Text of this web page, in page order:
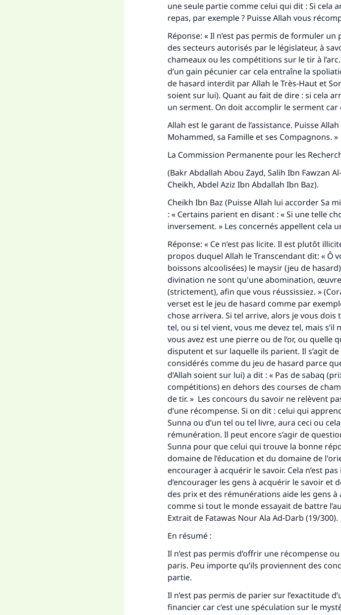
une seule partie comme celui qui dit : Si cela
repas, par exemple ? Puisse Allah vous
Réponse: « Il n’est pas permis de formuler
des secteurs autorisés par le législateur, à
chameaux ou les compétitions sur le tir à
d’un gain pécunier car cela entraîne la
de hasard interdit par Allah le Très-Haut et
soient sur lui). Quant au fait de dire : si cela
un serment. On doit accomplir le serment car
Allah est le garant de l’assistance. Puisse
Mohammed, sa Famille et ses Compagnons. »
La Commission Permanente pour les
(Bakr Abdallah Abou Zayd, Salih Ibn Fawzan
Cheikh, Abdel Aziz Ibn Abdallah Ibn Baz).
Cheikh Ibn Baz (Puisse Allah lui accorder Sa
: « Certains parient en disant : « Si une telle
inversement. » Les concernés appellent cela
Réponse: « Ce n’est pas licite. Il est plutôt
propos duquel Allah le Transcendant dit: « Ô
boissons alcoolisées) le maysir(jeu de
divination ne sont qu'une abomination,
(strictement), afin que vous réussissiez. »
verset est le jeu de hasard comme par
chose arrivera. Si tel arrive, alors je vous
tel, ou si tel vient, vous me devez tel, mais
vous avez est une pierre ou de l’or, ou quelle
disputent et sur laquelle ils parient. Il s’agit
considérés comme du jeu de hasard parce
d’Allah soient sur lui) a dit : « Pas desabaq
compétitions) en dehors des courses de
de tir. » Les concours du savoir ne relèvent
d’une récompense. Si on dit : celui qui
Sunna ou d’un tel ou tel livre, aura ceci ou
rémunération. Il peut encore s’agir de
Sunna pour que celui qui trouve la bonne
domaine de l’éducation et du domaine de
encourager à acquérir le savoir. Cela n’est
d’encourager les gens à acquérir le savoir et
des prix et des rémunérations aide les gens à
comme si tout le monde essayait de battre
Extrait de Fatawas Nour Ala Ad-Darb (19/300).
En résumé :
Il n’est pas permis d’offrir une récompense
paris. Peu importe qu’ils proviennent des
partie.
Il n’est pas permis de parier sur l’exactitude
financier car c’est une spéculation sur le